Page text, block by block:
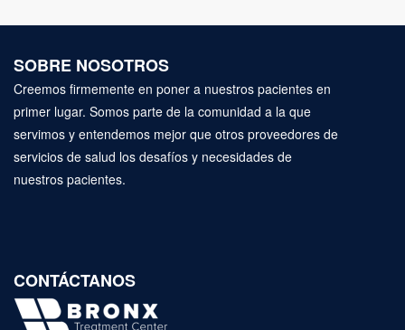
SOBRE NOSOTROS
Creemos firmemente en poner a nuestros pacientes en
primer lugar. Somos parte de la comunidad a la que
servimos y entendemos mejor que otros proveedores de
servicios de salud los desafíos y necesidades de
nuestros pacientes.
CONTÁCTANOS